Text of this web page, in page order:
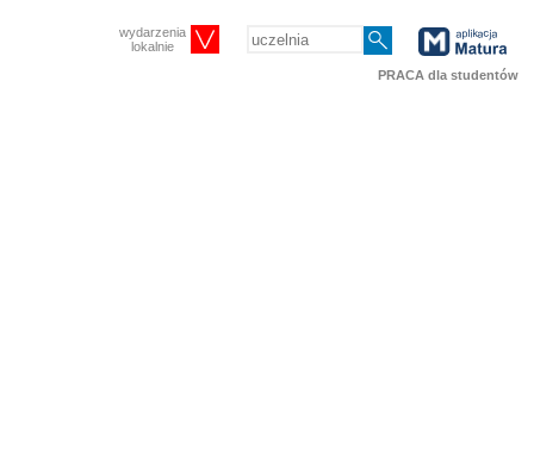
wydarzenia
lokalnie
PRACA dla studentów